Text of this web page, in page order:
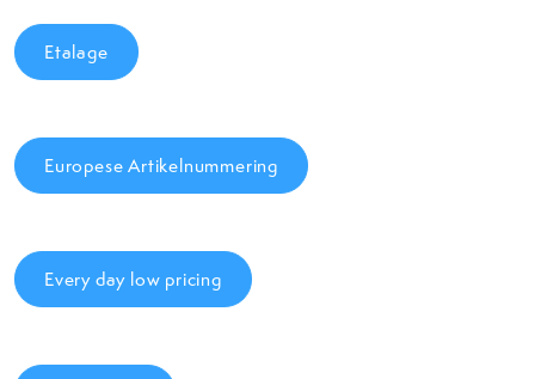
Etalage
Europese Artikelnummering
Every day low pricing